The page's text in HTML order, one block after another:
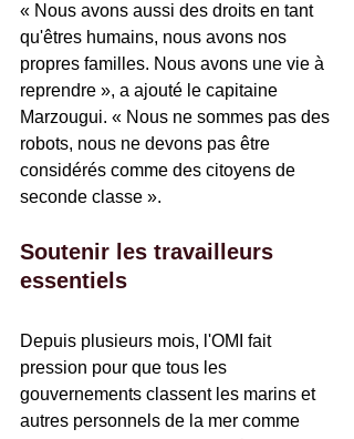
« Nous avons aussi des droits en tant
qu'êtres humains, nous avons nos
propres familles. Nous avons une vie à
reprendre », a ajouté le capitaine
Marzougui. « Nous ne sommes pas des
robots, nous ne devons pas être
considérés comme des citoyens de
seconde classe ».
Soutenir les travailleurs
essentiels
Depuis plusieurs mois, l'OMI fait
pression pour que tous les
gouvernements classent les marins et
autres personnels de la mer comme